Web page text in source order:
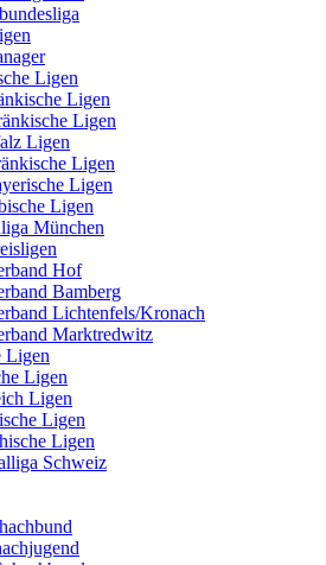
Ligen
Ligen
Ligen
Ligen
Ligen
Ligen
Ligen
München
Hof
Bamberg
Lichtenfels/Kronach
Marktredwitz
Ligen
Ligen
Ligen
Ligen
Ligen
Schweiz